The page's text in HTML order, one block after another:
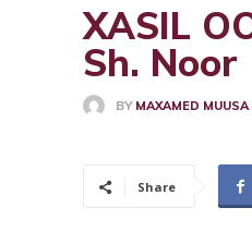
XASIL
Sh. Noor
BY MAXAMED MUUSA
Share